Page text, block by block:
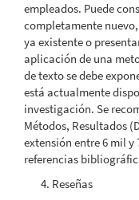
empleados. Puede
completamente
ya existente o
aplicación de una
de texto se debe
está actualmente
investigación. Se
Métodos, Resultados
extensión entre 6 mil
referencias
4. Reseñas